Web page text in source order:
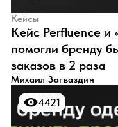
Кейсы
Кейс Perfluence и
помогли бренду
заказов в 2 раза
Михаил Загваздин
4421
4421